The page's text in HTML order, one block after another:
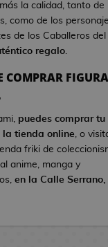
u
e
g
o
l
la calidad, tanto de
como de los
de los Caballeros del
regalo.
COMPRAR
puedes comprar tu
la tienda online, o
friki de
anime, manga y
en la Calle Serrano,